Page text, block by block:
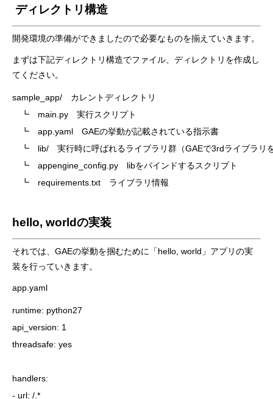
ディレクトリ構造
開発環境の準備ができましたので必要なものを揃えていきます。
まずは下記ディレクトリ構造でファイル、ディレクトリを作成し
てください。
sample_app/　カレントディレクトリ
┗　main.py　実行スクリプト
┗　app.yaml　GAEの挙動が記載されている指示書
┗　lib/　実行時に呼ばれるライブラリ群（GAEで3rdライブラリ
┗　appengine_config.py　libをバインドするスクリプト
┗　requirements.txt　ライブラリ情報
hello, worldの実装
それでは、GAEの挙動を掴むために「hello, world」アプリの実
装を行っていきます。
app.yaml
runtime: python27
api_version: 1
threadsafe: yes
handlers:
- url: /.*